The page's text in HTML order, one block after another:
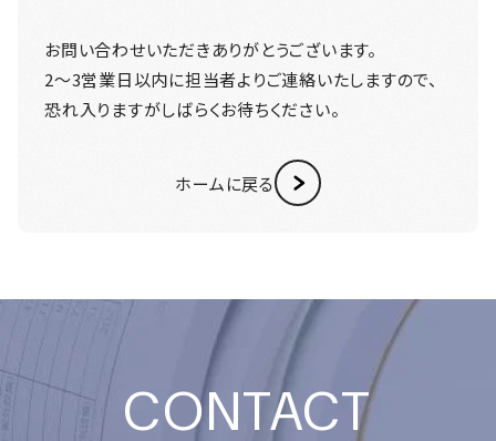
お問い合わせ
お問い合わせいただきありがとうございます。
2〜3営業日以内に担当者よりご連絡いたしますので、
恐れ入りますがしばらくお待ちください。
ホームに戻る